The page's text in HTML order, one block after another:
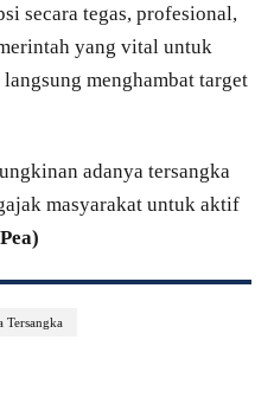
secara tegas, profesional,
yang vital untuk
menghambat target
adanya tersangka
masyarakat untuk aktif
Tersangka